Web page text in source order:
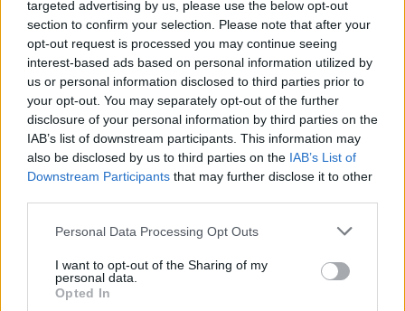
targeted advertising by us, please use the below opt-out
section to confirm your selection. Please note that after your
opt-out request is processed you may continue seeing
interest-based ads based on personal information utilized by
us or personal information disclosed to third parties prior to
your opt-out. You may separately opt-out of the further
disclosure of your personal information by third parties on the
IAB’s list of downstream participants. This information may
also be disclosed by us to third parties on the IAB’s List of
Downstream Participants that may further disclose it to other
Please note that this website/app uses one or more Google
not limited to your visit or usage behaviour. You may click to
grant or deny consent to Google and its third-party tags to
use your data for below specified purposes in below Google
Personal Data Processing Opt Outs
I want to opt-out of the Sharing of my
personal data.
Opted In
Καρδίτσα και σε όλη τη Θεσσαλία, να στηρίξουν τη
Δημοκρατική Παράταξη και να αποδοκιμάσουν την
αλαζονεία της σημερινής κυβέρνησης, που
δυστυχώς περιφρονεί τα μεγάλα προβλήματα του
παραγωγικού κόσμου της χώρας» κατέληξε ο κ.
Ανδρουλάκης.